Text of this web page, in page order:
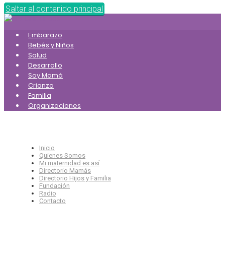
Saltar al contenido principal
Embarazo
Bebés y Niños
Salud
Desarrollo
Soy Mamá
Crianza
Familia
Organizaciones
Inicio
Quienes Somos
Mi maternidad es así
Directorio Mamás
Directorio Hijos y Familia
Fundación
Radio
Contacto